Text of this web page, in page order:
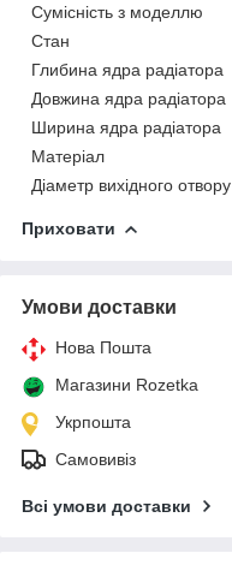
Сумісність з моделлю
Стан
Глибина ядра радіатора
Довжина ядра радіатора
Ширина ядра радіатора
Матеріал
Діаметр вихідного отвору
Приховати
Умови доставки
Нова Пошта
Магазини Rozetka
Укрпошта
Самовивіз
Всі умови доставки